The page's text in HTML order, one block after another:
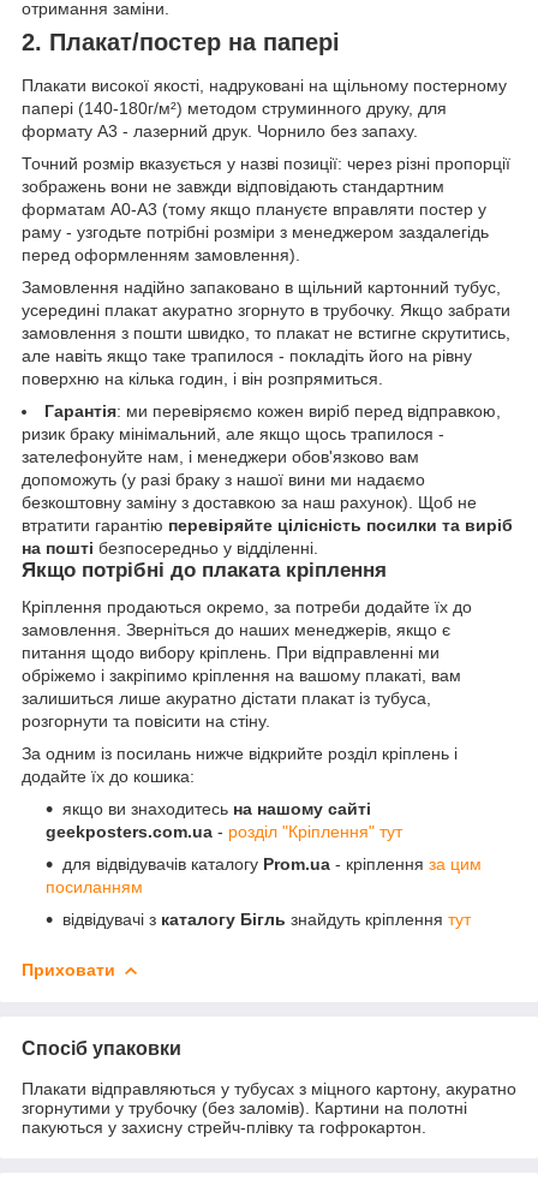
отримання заміни.
2. Плакат/постер на папері
Плакати високої якості, надруковані на щільному постерному
папері (140-180г/м²) методом струминного друку, для
формату А3 - лазерний друк. Чорнило без запаху.
Точний розмір вказується у назві позиції: через різні пропорції
зображень вони не завжди відповідають стандартним
форматам А0-А3 (тому якщо плануєте вправляти постер у
раму - узгодьте потрібні розміри з менеджером заздалегідь
перед оформленням замовлення).
Замовлення надійно запаковано в щільний картонний тубус,
усередині плакат акуратно згорнуто в трубочку. Якщо забрати
замовлення з пошти швидко, то плакат не встигне скрутитись,
але навіть якщо таке трапилося - покладіть його на рівну
поверхню на кілька годин, і він розпрямиться.
Гарантія: ми перевіряємо кожен виріб перед відправкою,
ризик браку мінімальний, але якщо щось трапилося -
зателефонуйте нам, і менеджери обов'язково вам
допоможуть (у разі браку з нашої вини ми надаємо
безкоштовну заміну з доставкою за наш рахунок). Щоб не
втратити гарантію перевіряйте цілісність посилки та виріб
на пошті безпосередньо у відділенні.
Якщо потрібні до плаката кріплення
Кріплення продаються окремо, за потреби додайте їх до
замовлення. Зверніться до наших менеджерів, якщо є
питання щодо вибору кріплень. При відправленні ми
обріжемо і закріпимо кріплення на вашому плакаті, вам
залишиться лише акуратно дістати плакат із тубуса,
розгорнути та повісити на стіну.
За одним із посилань нижче відкрийте розділ кріплень і
додайте їх до кошика:
якщо ви знаходитесь на нашому сайті
geekposters.com.ua - розділ "Кріплення" тут
для відвідувачів каталогу Prom.ua - кріплення за цим
посиланням
відвідувачі з каталогу Бігль знайдуть кріплення тут
Приховати
Спосіб упаковки
Плакати відправляються у тубусах з міцного картону, акуратно
згорнутими у трубочку (без заломів). Картини на полотні
пакуються у захисну стрейч-плівку та гофрокартон.